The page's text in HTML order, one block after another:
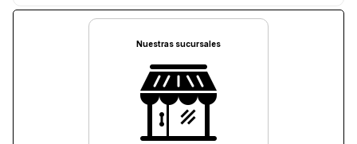
Nuestras sucursales